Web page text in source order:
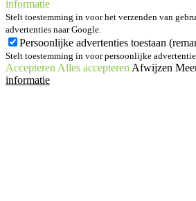
informatie
Stelt toestemming in voor het verzenden van
advertenties naar Google.
Persoonlijke advertenties toestaan
Stelt toestemming in voor persoonlijke
Accepteren Alles accepteren Afwijzen
informatie